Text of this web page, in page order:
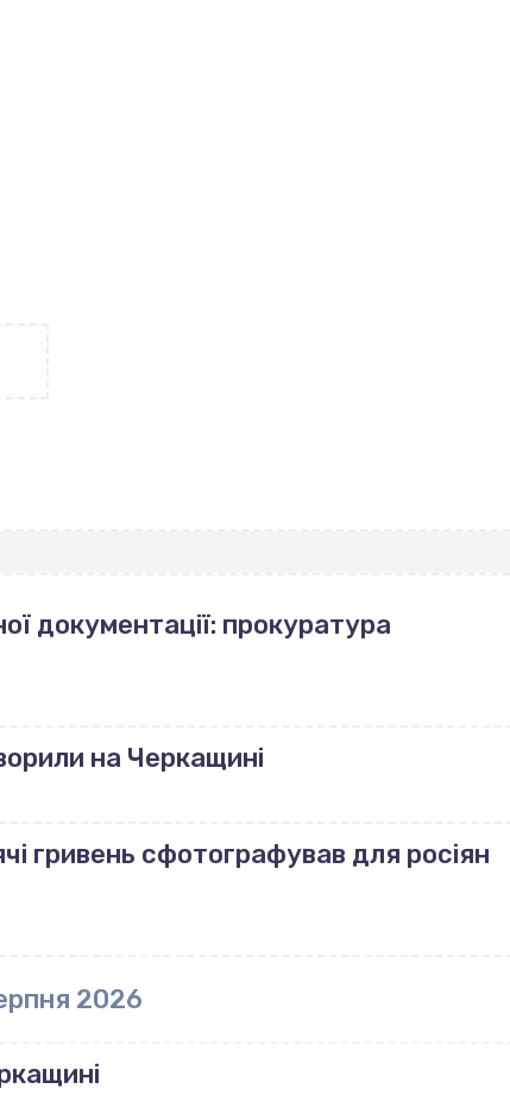
документації: прокуратура
на Черкащині
гривень сфотографував для росіян
2026